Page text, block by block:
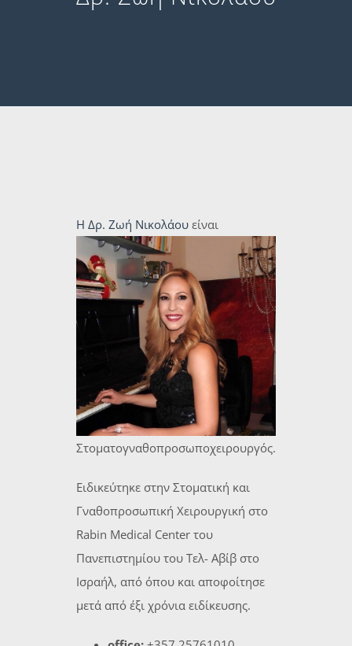
Η Δρ. Ζωή Νικολάου είναι
Στοματογναθοπροσωποχειρουργός.
Ειδικεύτηκε στην Στοματική και
Γναθοπροσωπική Χειρουργική στο
Rabin Medical Center του
Πανεπιστημίου του Τελ- Αβίβ στο
Ισραήλ, από όπου και αποφοίτησε
μετά από έξι χρόνια ειδίκευσης.